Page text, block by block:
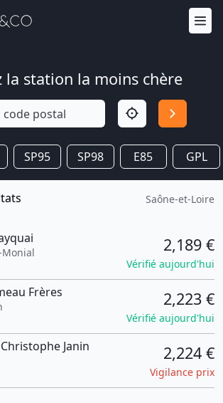
la station la moins chère
SP95 SP98 E85 GPL
Saône-et-Loire
Monial
2,189 €
Vérifié aujourd'hui
Frères 2,223 €
Vérifié aujourd'hui
Janin 2,224 €
Vigilance prix